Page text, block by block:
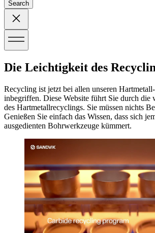
Search
Die Leichtigkeit des
Recycling ist jetzt bei allen unseren
inbegriffen. Diese Website führt Sie durch die
des Hartmetallrecyclings. Sie müssen nichts
Genießen Sie einfach das Wissen, dass sich
ausgedienten Bohrwerkzeuge kümmert.